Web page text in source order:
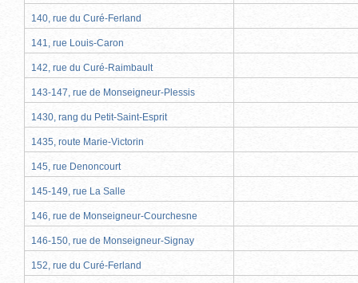
140, rue du Curé-Ferland
141, rue Louis-Caron
142, rue du Curé-Raimbault
143-147, rue de Monseigneur-Plessis
1430, rang du Petit-Saint-Esprit
1435, route Marie-Victorin
145, rue Denoncourt
145-149, rue La Salle
146, rue de Monseigneur-Courchesne
146-150, rue de Monseigneur-Signay
152, rue du Curé-Ferland